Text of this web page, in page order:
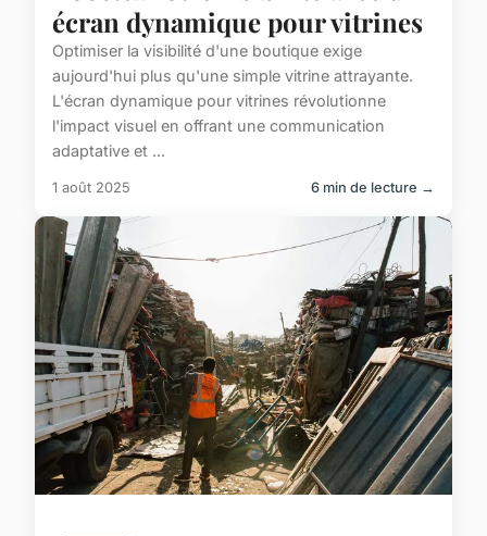
écran dynamique pour vitrines
Optimiser la visibilité d'une boutique exige
aujourd'hui plus qu'une simple vitrine attrayante.
L'écran dynamique pour vitrines révolutionne
l'impact visuel en offrant une communication
adaptative et ...
1 août 2025 6 min de lecture →